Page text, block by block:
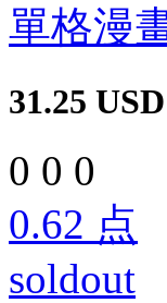
單格漫
31.25 USD
0 0 0
0.62 点
soldout